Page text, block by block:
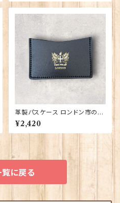
革製パスケース ロンドン市の紋
章入り【Black】R.C.Brady 90
381-Black
¥2,420
に戻る